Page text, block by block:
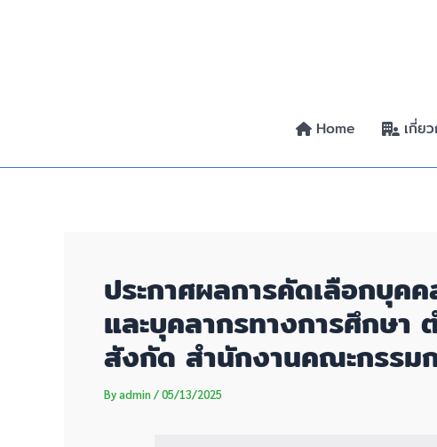
Home เกี่ย
ประกาศผลการคัดเลือกบุค
และบุคลากรทางการศึกษา
สังกัด สำนักงานคณะกรรม
Byadmin/05/13/2025